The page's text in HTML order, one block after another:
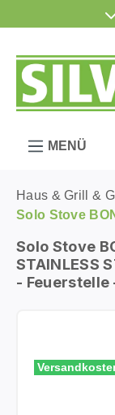
Zum Hauptinhalt
MENÜ
Haus & Grill &
Solo Stove
Solo Stove
STAINLESS
- Feuerstelle
Bildergalerie